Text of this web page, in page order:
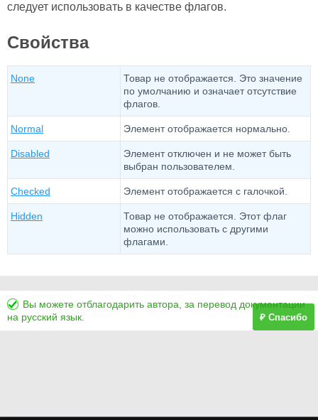
следует использовать в качестве флагов.
Свойства
None
Товар не отображается. Это значение
по умолчанию и означает отсутствие
флагов.
Normal Элемент отображается нормально.
Disabled
Элемент отключен и не может быть
выбран пользователем.
Checked Элемент отображается с галочкой.
Hidden
Товар не отображается. Этот флаг
можно использовать с другими
флагами.
Вы можете отблагодарить автора, за перевод документации
на русский язык.
₽ Спасибо